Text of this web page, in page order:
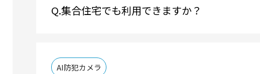
集合住宅でも利用できますか？
AI防犯カメラ